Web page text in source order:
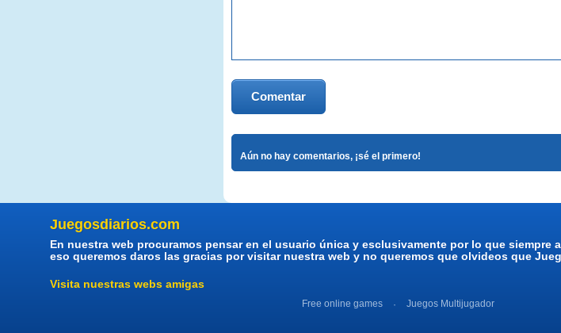
Comentar
Aún no hay comentarios, ¡sé el primero!
Juegosdiarios.com
En nuestra web procuramos pensar en el usuario única y esclusivamente por lo que
eso queremos daros las gracias por visitar nuestra web y no queremos que olvideos que
Visita nuestras webs amigas
Free online games Juegos Multijugador